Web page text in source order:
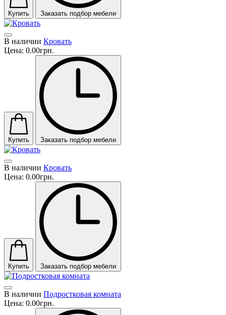
Купить Заказать подбор мебели
В наличии Кровать
Цена: 0.00грн.
Купить Заказать подбор мебели
В наличии Кровать
Цена: 0.00грн.
Купить Заказать подбор мебели
В наличии Подростковая комната
Цена: 0.00грн.